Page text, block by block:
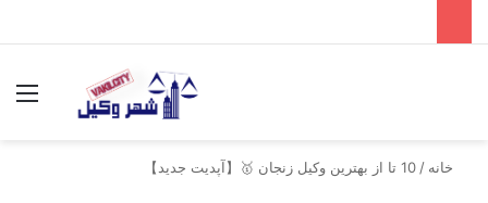
خانه / 10 تا از بهترین وکیل زنجان 🥇【آپدیت جدید】